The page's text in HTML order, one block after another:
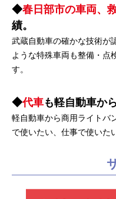
春日部市の車両、
績。
武蔵自動車の確かな技術が
ような特殊車両も整備・点
す。
代車も軽自動車か
軽自動車から商用ライトバ
で使いたい、仕事で使いた